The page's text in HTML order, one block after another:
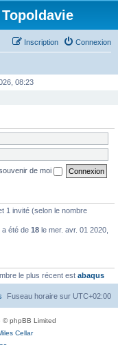
Connexion
Inscription
08:23
de moi
1 invité (selon le nombre
a été de 18 le mer. avr. 01 2020,
le plus récent est abaqus
Fuseau horaire sur UTC+02:00
© phpBB Limited
Cellar